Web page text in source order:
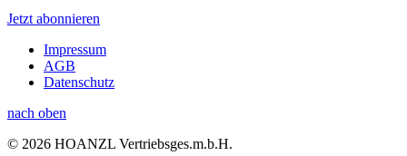
Jetzt abonnieren
Impressum
AGB
Datenschutz
nach oben
© 2026 HOANZL Vertriebsges.m.b.H.